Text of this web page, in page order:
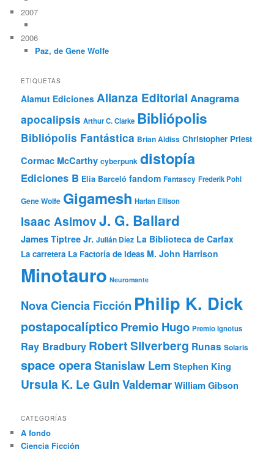
2007
2006
Paz, de Gene Wolfe
ETIQUETAS
Alamut Ediciones Alianza Editorial Anagrama
apocalipsis Arthur C. Clarke Bibliópolis
Bibliópolis Fantástica Brian Aldiss Christopher Priest
Cormac McCarthy cyberpunk distopía
Ediciones B Elia Barceló fandom Fantascy Frederik Pohl
Gene Wolfe Gigamesh Harlan Ellison
Isaac AsimovJ. G. Ballard
James Tiptree Jr. Julián Díez La Biblioteca de Carfax
La carretera La Factoría de Ideas M. John Harrison
Minotauro Neuromante
Nova Ciencia Ficción Philip K. Dick
postapocalípticoPremio Hugo Premio Ignotus
Ray Bradbury Robert Silverberg Runas Solaris
space operaStanislaw Lem Stephen King
Ursula K. Le GuinValdemarWilliam Gibson
CATEGORÍAS
A fondo
Ciencia Ficción